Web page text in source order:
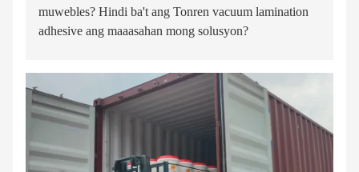
muwebles? Hindi ba't ang Tonren vacuum lamination
adhesive ang maaasahan mong solusyon?